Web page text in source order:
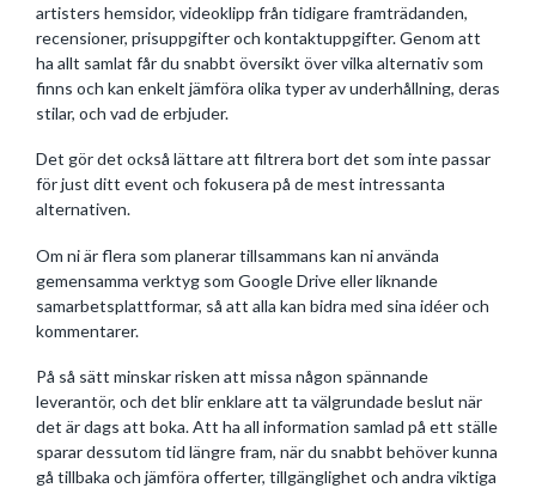
artisters hemsidor, videoklipp från tidigare framträdanden,
recensioner, prisuppgifter och kontaktuppgifter. Genom att
ha allt samlat får du snabbt översikt över vilka alternativ som
finns och kan enkelt jämföra olika typer av underhållning, deras
stilar, och vad de erbjuder.
Det gör det också lättare att filtrera bort det som inte passar
för just ditt event och fokusera på de mest intressanta
alternativen.
Om ni är flera som planerar tillsammans kan ni använda
gemensamma verktyg som Google Drive eller liknande
samarbetsplattformar, så att alla kan bidra med sina idéer och
kommentarer.
På så sätt minskar risken att missa någon spännande
leverantör, och det blir enklare att ta välgrundade beslut när
det är dags att boka. Att ha all information samlad på ett ställe
sparar dessutom tid längre fram, när du snabbt behöver kunna
gå tillbaka och jämföra offerter, tillgänglighet och andra viktiga